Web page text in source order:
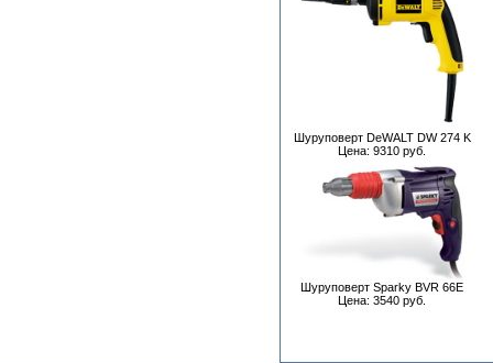
Шуруповерт DeWALT DW 274 K
Цена: 9310 руб.
Шуруповерт Sparky BVR 66E
Цена: 3540 руб.